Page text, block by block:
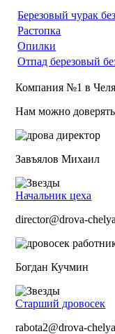
Березовый чурак
Растопка
Опилки
Отпад березовый
Компания №1 в
Нам можно
Завъялов Михаил
Начальник цеха
director@drova-
Богдан Кучмин
Старший дровосек
rabota2@drova-